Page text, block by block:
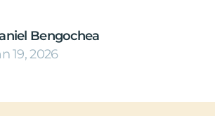
Bengochea
19, 2026